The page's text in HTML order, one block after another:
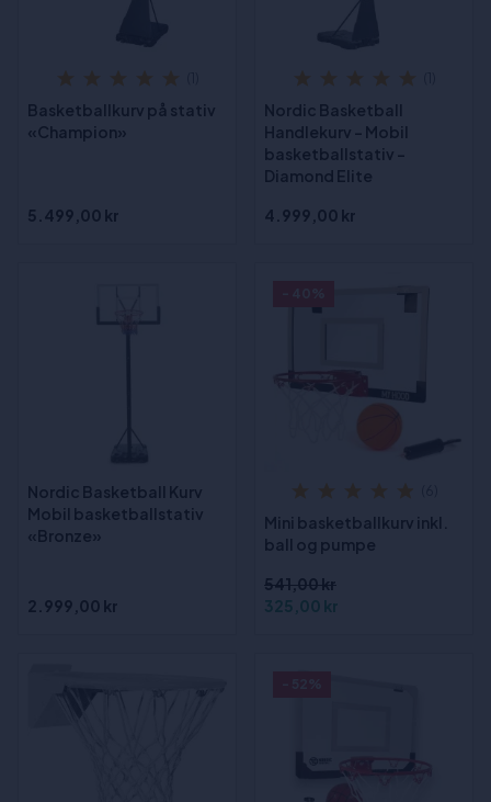
Basketballkurv på stativ
«Champion»
5.499,00 kr
Nordic Basketball
Handlekurv – Mobil
basketballstativ –
Diamond Elite
4.999,00 kr
Nordic Basketball Kurv
Mobil basketballstativ
«Bronze»
2.999,00 kr
Mini basketballkurv inkl.
ball og pumpe
541,00 kr
325,00 kr